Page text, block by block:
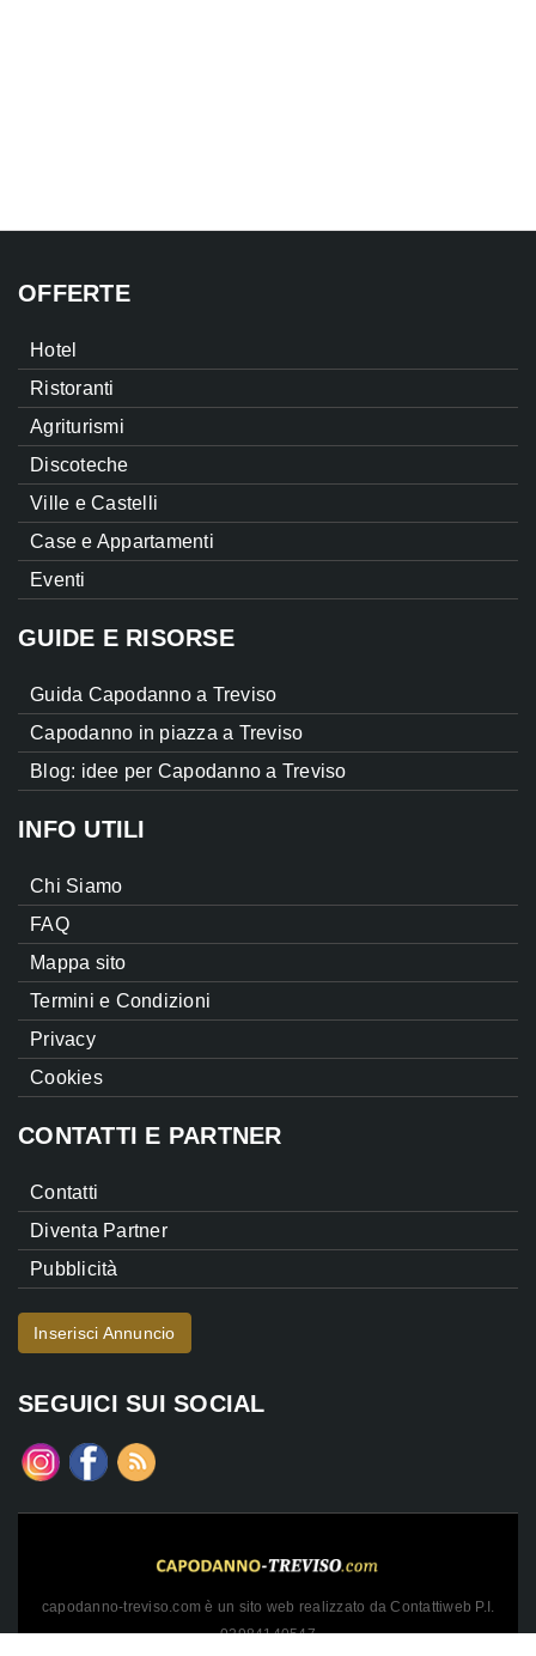
OFFERTE
Hotel
Ristoranti
Agriturismi
Discoteche
Ville e Castelli
Case e Appartamenti
Eventi
GUIDE E RISORSE
Guida Capodanno a Treviso
Capodanno in piazza a Treviso
Blog: idee per Capodanno a Treviso
INFO UTILI
Chi Siamo
FAQ
Mappa sito
Termini e Condizioni
Privacy
Cookies
CONTATTI E PARTNER
Contatti
Diventa Partner
Pubblicità
Inserisci Annuncio
SEGUICI SUI SOCIAL
capodanno-treviso.com è un sito web realizzato da Contattiweb P.I.
02984140547